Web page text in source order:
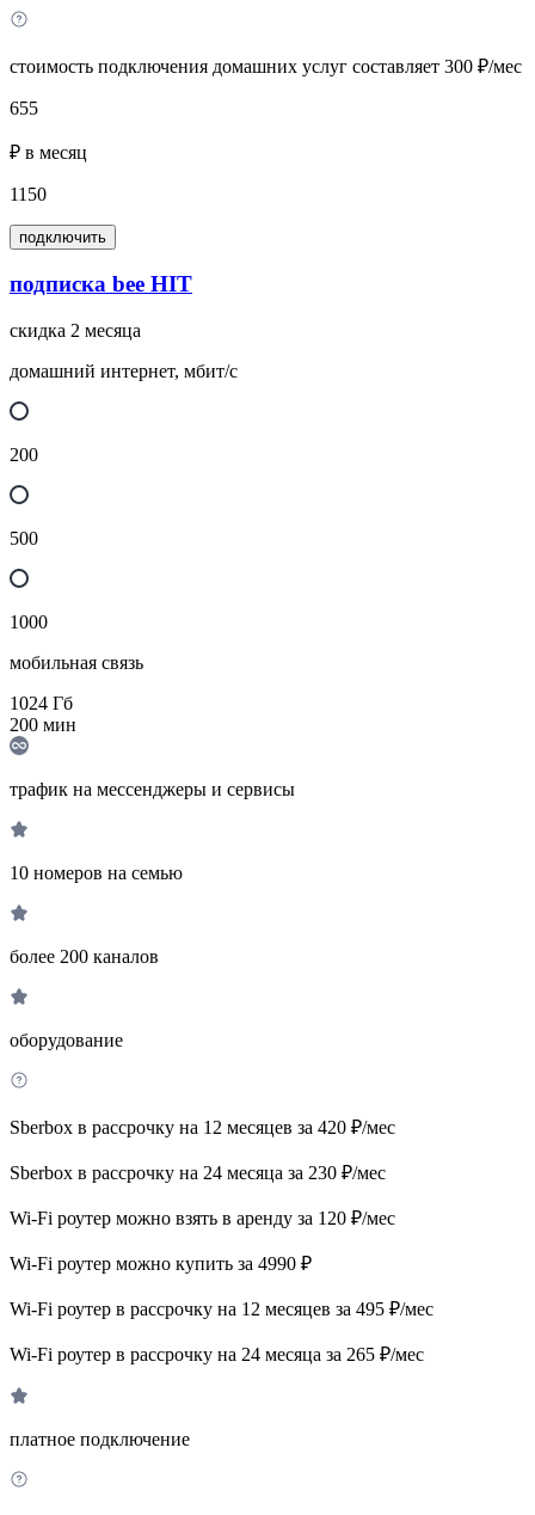
стоимость подключения домашних услуг составляет 300 ₽/мес
655
₽ в месяц
1150
подключить
подписка bee HIT
скидка 2 месяца
домашний интернет, мбит/с
200
500
1000
мобильная связь
1024 Гб
200 мин
трафик на мессенджеры и сервисы
10 номеров на семью
более 200 каналов
оборудование
Sberbox в рассрочку на 12 месяцев за 420 ₽/мес
Sberbox в рассрочку на 24 месяца за 230 ₽/мес
Wi-Fi роутер можно взять в аренду за 120 ₽/мес
Wi-Fi роутер можно купить за 4990 ₽
Wi-Fi роутер в рассрочку на 12 месяцев за 495 ₽/мес
Wi-Fi роутер в рассрочку на 24 месяца за 265 ₽/мес
платное подключение